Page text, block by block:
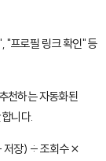
"프로필 링크 확인" 등
천하는 자동화된
니다.
저장) ÷ 조회수 ×